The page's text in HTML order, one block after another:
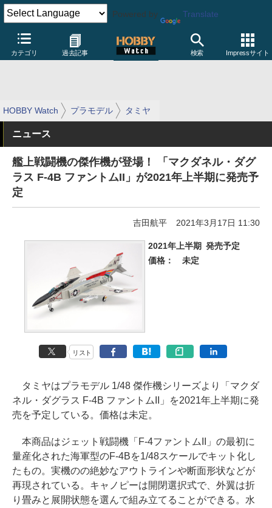
Powered by Translate
カテゴリ 過去記事 検索 Impressサイト
HOBBY Watch プラモデル タミヤ
ニュース
艦上戦闘機の傑作機が登場！ 「マクダネル・ダグ
ラス F-4B ファントムII」が2021年上半期に発売予
定
吉田航平 2021年3月17日 11:30
2021年上半期 発売予定
価格：
未定
リスト
タミヤはプラモデル 1/48 傑作機シリーズより「マクダ
ネル・ダグラス F-4B ファントムII」を2021年上半期に発
売を予定している。価格は未定。
本商品はジェット戦闘機「F-4ファントムII」の最初に
量産化された海軍型のF-4Bを1/48スケールでキット化し
たもの。実機のの絶妙なアウトラインや断面形状などが
再現されている。キャノピーは開閉選択式で、外翼は折
り畳みと展開状態を選んで組み立てることができる。水